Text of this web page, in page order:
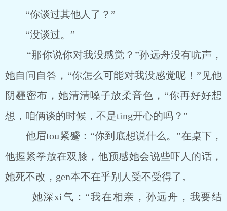
“你谈过其他人了？”
“没谈过。”
“那你说你对我没感觉？”孙远舟没有吭声，
她自问自答，“你怎么可能对我没感觉呢！”见他
阴霾密布，她清清嗓子放柔音色，“你再好好想
想，咱俩谈的时候，不是ting开心的吗？”
他眉tou紧蹙：“你到底想说什么。”在桌下，
他握紧拳放在双膝，他预感她会说些吓人的话，
她死不改，gen本不在乎别人受不受得了。
她深xi气：“我在相亲，孙远舟，我要结